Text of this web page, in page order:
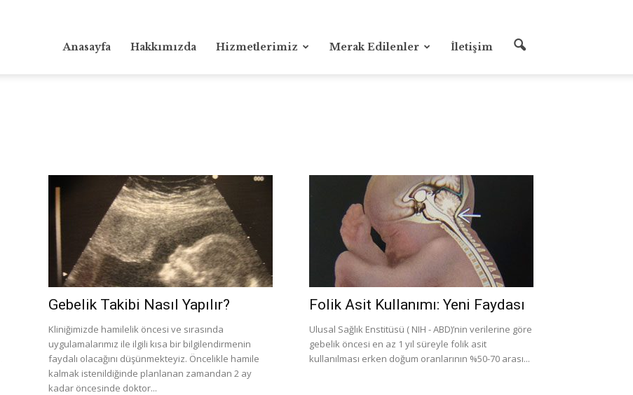
Anasayfa Hakkımızda Hizmetlerimiz Merak Edilenler İletişim
Gebelik Takibi Nasıl Yapılır?
Kliniğimizde hamilelik öncesi ve sırasında
uygulamalarımız ile ilgili kısa bir bilgilendirmenin
faydalı olacağını düşünmekteyiz. Öncelikle hamile
kalmak istenildiğinde planlanan zamandan 2 ay
kadar öncesinde doktor...
Folik Asit Kullanımı: Yeni Faydası
Ulusal Sağlık Enstitüsü ( NIH - ABD)’nin verilerine göre
gebelik öncesi en az 1 yıl süreyle folik asit
kullanılması erken doğum oranlarının %50-70 arası...